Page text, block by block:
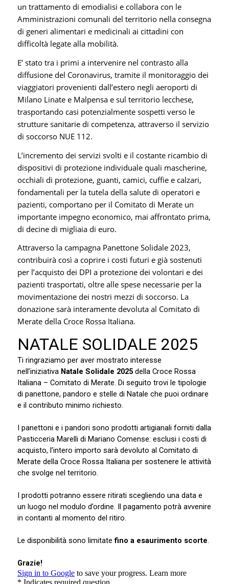
un trattamento di emodialisi e collabora con le
Amministrazioni comunali del territorio nella consegna
di generi alimentari e medicinali ai cittadini con
difficoltà legate alla mobilità.
E’ stato tra i primi a intervenire nel contrasto alla
diffusione del Coronavirus, tramite il monitoraggio dei
viaggiatori provenienti dall’estero negli aeroporti di
Milano Linate e Malpensa e sul territorio lecchese,
trasportando casi potenzialmente sospetti verso le
strutture sanitarie di competenza, attraverso il servizio
di soccorso NUE 112.
L’incremento dei servizi svolti e il costante ricambio di
dispositivi di protezione individuale quali mascherine,
occhiali di protezione, guanti, camici, cuffie e calzari,
fondamentali per la tutela della salute di operatori e
pazienti, comportano per il Comitato di Merate un
importante impegno economico, mai affrontato prima,
di decine di migliaia di euro.
Attraverso la campagna Panettone Solidale 2023,
contribuirà così a coprire i costi futuri e già sostenuti
per l’acquisto dei DPI a protezione dei volontari e dei
pazienti trasportati, oltre alle spese necessarie per la
movimentazione dei nostri mezzi di soccorso. La
donazione sarà interamente devoluta al Comitato di
Merate della Croce Rossa Italiana.